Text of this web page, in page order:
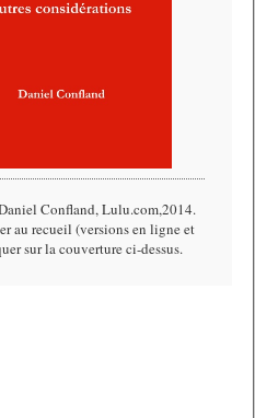
Confland, Lulu.com,2014.​
au recueil (versions en ligne et
sur la couverture ci-dessus.